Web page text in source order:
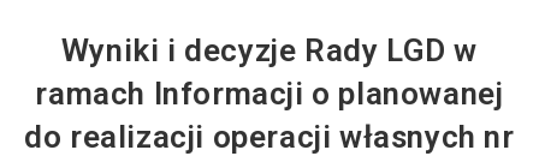
Wyniki i decyzje Rady LGD w
ramach Informacji o planowanej
do realizacji operacji własnych nr